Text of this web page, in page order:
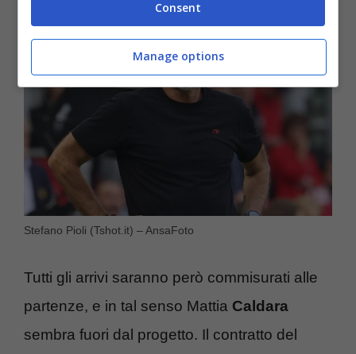
Stefano Pioli (Tshot.it) – AnsaFoto
Tutti gli arrivi saranno però commisurati alle
partenze, e in tal senso Mattia Caldara
sembra fuori dal progetto. Il contratto del
Consent
Manage options